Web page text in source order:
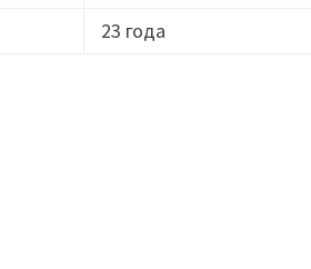
23 года